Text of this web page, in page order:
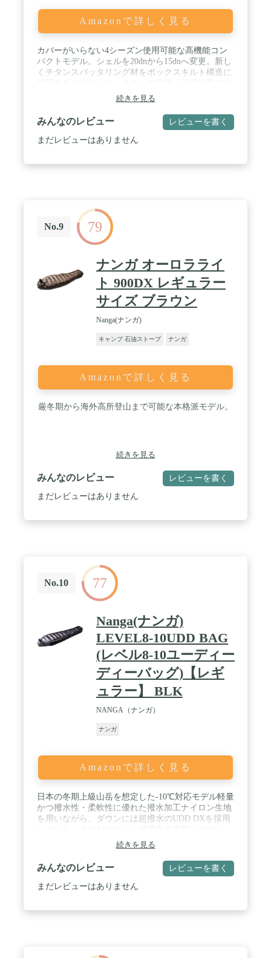
Amazonで詳しく見る
カバーがいらない4シーズン使用可能な高機能コン
パクトモデル。シェルを20dnから15dnへ変更。新し
くチタンスパッタリング材をボックスキルト構造に
までにない暖かさを実現。付属品：ショルダーウォ
ーマー、ドラフトチューブ付き。 / ※ヘッド・ショ
ルダーウォーマーとフットボックスのみに使用。
600、750、900のみに対応 / DXはスパニッシュダッ
クダウン90-10%(760FP)、SPDXはポーリッシュグー
続きを見る
みんなのレビュー レビューを書く
まだレビューはありません
No.9 79
ナンガ オーロラライ
ト 900DX レギュラー
サイズ ブラウン
Nanga(ナンガ)
キャンプ 石油ストーブ ナンガ
Amazonで詳しく見る
厳冬期から海外高所登山まで可能な本格派モデル。
続きを見る
みんなのレビュー レビューを書く
まだレビューはありません
No.10 77
Nanga(ナンガ)
LEVEL8-10UDD BAG
(レベル8-10ユーディー
ディーバッグ)【レギ
ュラー】 BLK
NANGA（ナンガ）
ナンガ
Amazonで詳しく見る
日本の冬期上級山岳を想定した-10℃対応モデル軽量
かつ撥水性・柔軟性に優れた撥水加工ナイロン生地
を用いながら、ダウンには超撥水のUDD DXを採用
寝袋内の熱を効率よく保持する設計によって快適性
も確保されています。 / ■サイズ：レギュラー ( 最
大長220×最大肩幅90cm ( 身長180cmまで ) )■収納サ
イズ：φ17×31cm■重量：1,140g■素材：生地/10D リ
サイクルナイロンシレ撥水加工内部構造/ディファレ
続きを見る
みんなのレビュー レビューを書く
まだレビューはありません